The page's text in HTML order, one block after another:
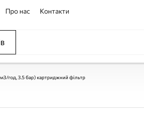
Про нас Контакти
год, 3.5 бар) картриджний фільтр